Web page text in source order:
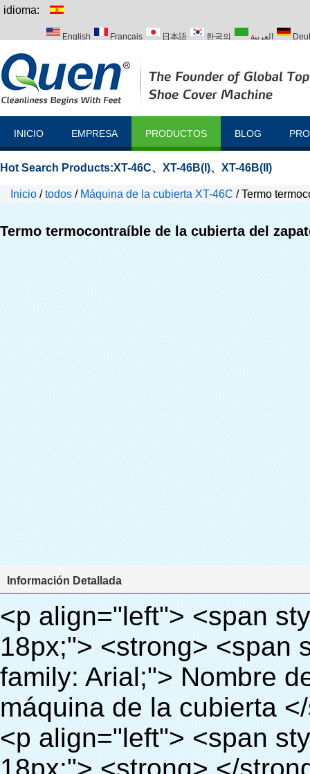
idioma:
English Français 日本語 한국의 العربية
INICIO EMPRESA PRODUCTOS BLOG
Hot Search Products:XT-46C、 XT-46B(I)、 XT-46B(II)
Inicio /todos / Máquina de la cubierta XT-46C /Termo
Termo termocontraíble de la cubierta del
Información Detallada
<p align="left"> <span style="line-height: 27px; font-size: 18px;"> <strong> <span style="line-height: 27px; font-family: Arial;"> Nombre del producto: automático máquina de la cubierta </span> </strong> </span> </p> <p align="left"> <span style="line-height: 27px; font-size: 18px;"> <strong> </strong> <strong> </strong> <strong> </strong> <strong> </strong> <strong> </strong> <strong> </strong> <strong> </strong> <strong> </strong> <strong> <span style="line-height: 27px; font-family: Arial;"> Modelo no.: XT-46C </span> </strong> </span> </p> <p align="left">&nbsp;</p> <div id="ali-anchor-AliPostDhMb-hg729" style="padding-top: 8px; background-color: #f5f5f5;" data-section="AliPostDhMb-hg729" data-section-title="Product Uses"> <div id="ali-title-AliPostDhMb-hg729" style="padding: 8px 0px; border-bottom-style: solid;"> <span style="background-color: #ddd; color: #333; font-weight: bold; padding: 8px 10px; line-height: 12px;"> Producto utiliza </span> </div> <div style="padding: 10px 0px;"> <p>&nbsp;<img src="http://i03.i.aliimg.com/simg/single/icon/placeholder_100x100.png" data-src="http://g01.s.alicdn.com/kf/HTB1v.cvIXXXXXaaXpXXq6xXFXXXJ/200852200/HTB1v.cvIXXXXXaaXpXXq6xXFXXXJ.jpg" data-alt="Termo termocontraíble de la cubierta del zapato máquina de laminación" width="700" ori-width="800" ori-height="970" /> <noscript><img src="http://g01.s.alicdn.com/kf/HTB1v.cvIXXXXXaaXpXXq6xXFXXXJ/200852200/HTB1v.cvIXXXXXaaXpXXq6xXFXXXJ.jpg" alt="Termo termocontraíble de la cubierta del zapato máquina de laminación" width="700" ori-width="800" ori-height="970"></noscript> <img src="http://i03.i.aliimg.com/simg/single/icon/placeholder_100x100.png" data-src="http://g04.s.alicdn.com/kf/HTB1AmpcHVXXXXXqXXXXq6xXFXXX3/200852200/HTB1AmpcHVXXXXXqXXXXq6xXFXXX3.jpg" data-alt="Termo termocontraíble de la cubierta del zapato máquina de laminación" width="700" ori-width="590" ori-height="588" /> <noscript><img src="http://g04.s.alicdn.com/kf/HTB1AmpcHVXXXXXqXXXXq6xXFXXX3/200852200/HTB1AmpcHVXXXXXqXXXXq6xXFXXX3.jpg" alt="Termo termocontraíble de la cubierta del zapato máquina de laminación" width="700" ori-width="590" ori-height="588"></noscript> </p> <p>&nbsp;</p> </div> </div> <div id="ali-anchor-AliPostDhMb-g01as" style="padding-top: 8px;" data-section="AliPostDhMb-g01as" data-section-title="Technology"> <div id="ali-title-AliPostDhMb-g01as" style="padding: 8px 0px; border-bottom-style: solid;"> <span style="background-color: #ddd; color: #333; font-weight: bold; padding: 8px 10px; line-height: 12px;"> Tecnología </span> </div> <div style="padding: 10px 0px;"> <p>&nbsp; <span style="line-height: 21px; font-size: 14px;"> <span style="line-height: normal; font-family: Arial;"> Esta máquina de la cubierta automática utiliza el principio de que <span style="line-height: 21px; color: #0000ff;"> <strong> <span style="line-height: 21px; color: #99cc00;"> <em> T </em> </span> </strong> </span> </span> <strong> <span style="line-height: 21px; color: #99cc00;"> <em> <span style="line-height: normal; font-family: Arial;"> Hermo film retráctil se reducirá en </span> </em> </span> </strong> </span> </p> <p> <span style="line-height: 21px; font-size: 14px;"> <strong> <em> <span style="line-height: normal; font-family: Arial; color: #99cc00;"> Temperatura adecuada </span> </em> </strong> <span style="line-height: normal; font-family: Arial;"> <strong> <em> <span style="line-height: 21px; color: #99cc00;"> . </span> </em> </strong> Tecnología diferente de otros cubierta del zapato </span> <span style="line-height: normal; font-family: Arial;"> Máquina </span> <span style="line-height: normal; font-family: Arial;"> . </span> </span> </p> <p> <span style="line-height: 21px; font-size: 14px;"> <span style="line-height: normal; font-family: Arial;"> Puede <span style="line-height: 21px; color: #0000ff;"> </span> </span> <em> <span style="line-height: normal; font-weight: bold; font-family: Arial; color: #99cc00;"> Automáticamente </span> </em> <span style="line-height: normal; font-family: Arial;"> <em> <span style="line-